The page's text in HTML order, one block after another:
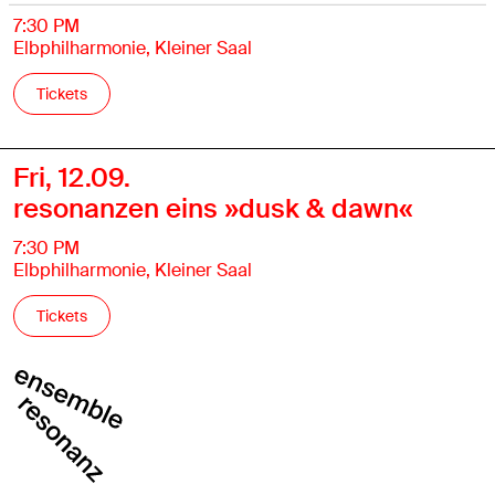
7:30 PM
Elbphilharmonie, Kleiner Saal
Tickets
Fri, 12.09.
resonanzen eins »dusk & dawn«
7:30 PM
Elbphilharmonie, Kleiner Saal
Tickets